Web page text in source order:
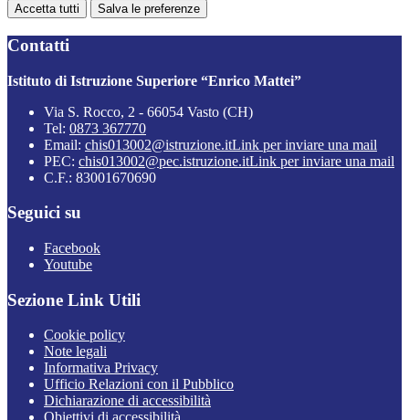
Accetta tutti Salva le preferenze
Contatti
Istituto di Istruzione Superiore “Enrico Mattei”
Via S. Rocco, 2 - 66054 Vasto (CH)
Tel: 0873 367770
Email: chis013002@istruzione.itLink per inviare una mail
PEC: chis013002@pec.istruzione.itLink per inviare una mail
C.F.: 83001670690
Seguici su
Facebook
Youtube
Sezione Link Utili
Cookie policy
Note legali
Informativa Privacy
Ufficio Relazioni con il Pubblico
Dichiarazione di accessibilità